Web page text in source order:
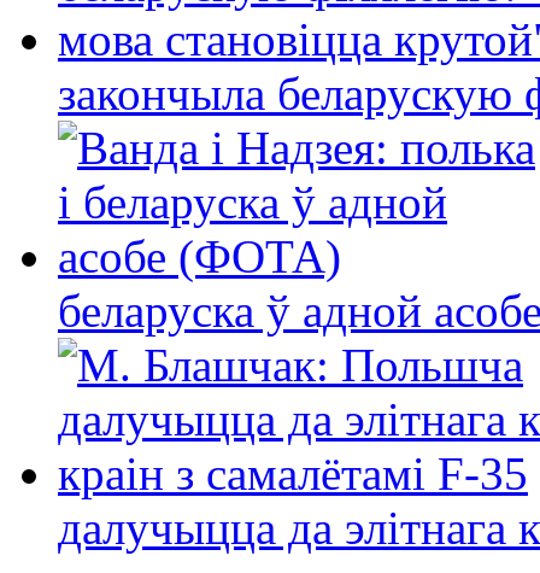
закончыла беларускую
беларуска ў адной
далучыцца да элітнага